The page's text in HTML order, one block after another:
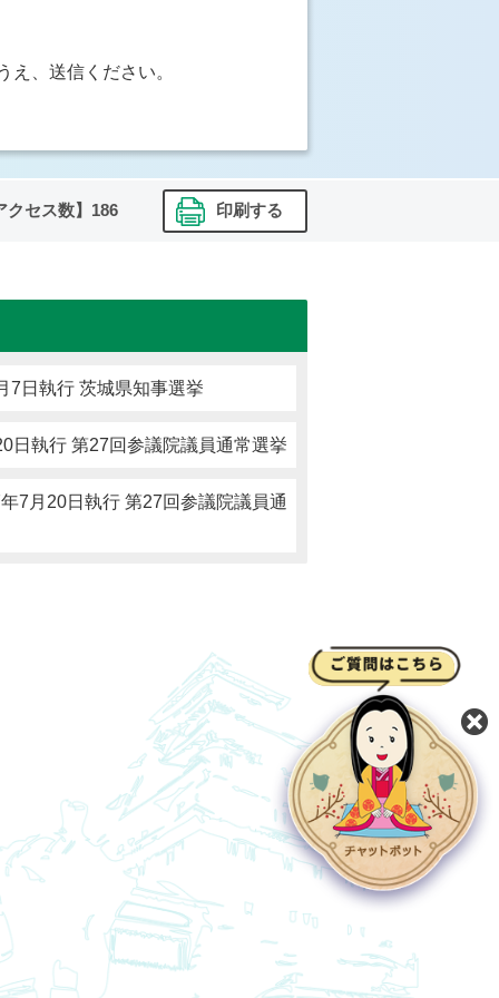
、送信ください。
クセス数】 186 印刷する
7日執行 茨城県知事選挙
日執行 第27回参議院議員通常選挙
7月20日執行 第27回参議院議員通